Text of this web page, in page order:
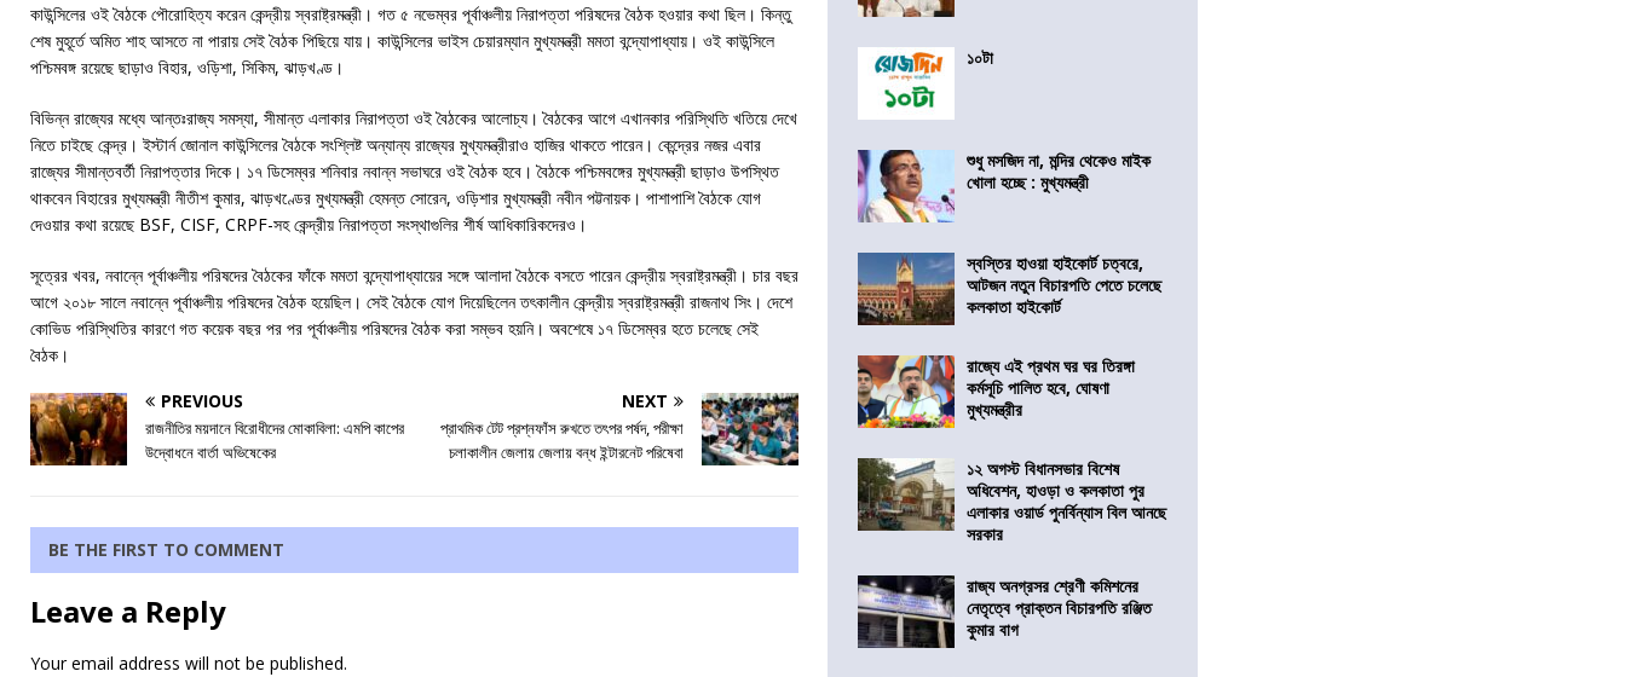
কাউন্সিলের ওই বৈঠকে পৌরোহিত্য করেন কেন্দ্রীয় স্বরাষ্ট্রমন্ত্রী। গত ৫ নভেম্বর পূর্বাঞ্চলীয় নিরাপত্তা পরিষদের বৈঠক হওয়ার কথা ছিল। কিন্তু
শেষ মুহূর্তে অমিত শাহ আসতে না পারায় সেই বৈঠক পিছিয়ে যায়। কাউন্সিলের ভাইস চেয়ারম্যান মুখ্যমন্ত্রী মমতা বন্দ্যোপাধ্যায়। ওই কাউন্সিলে
পশ্চিমবঙ্গ রয়েছে ছাড়াও বিহার, ওড়িশা, সিকিম, ঝাড়খণ্ড।
বিভিন্ন রাজ্যের মধ্যে আন্তঃরাজ্য সমস্যা, সীমান্ত এলাকার নিরাপত্তা ওই বৈঠকের আলোচ্য। বৈঠকের আগে এখানকার পরিস্থিতি খতিয়ে দেখে
নিতে চাইছে কেন্দ্র। ইস্টার্ন জোনাল কাউন্সিলের বৈঠকে সংশ্লিষ্ট অন্যান্য রাজ্যের মুখ্যমন্ত্রীরাও হাজির থাকতে পারেন। কেন্দ্রের নজর এবার
রাজ্যের সীমান্তবর্তী নিরাপত্তার দিকে। ১৭ ডিসেম্বর শনিবার নবান্ন সভাঘরে ওই বৈঠক হবে। বৈঠকে পশ্চিমবঙ্গের মুখ্যমন্ত্রী ছাড়াও উপস্থিত
থাকবেন বিহারের মুখ্যমন্ত্রী নীতীশ কুমার, ঝাড়খণ্ডের মুখ্যমন্ত্রী হেমন্ত সোরেন, ওড়িশার মুখ্যমন্ত্রী নবীন পট্টনায়ক। পাশাপাশি বৈঠকে যোগ
দেওয়ার কথা রয়েছে BSF, CISF, CRPF-সহ কেন্দ্রীয় নিরাপত্তা সংস্থাগুলির শীর্ষ আধিকারিকদেরও।
সূত্রের খবর, নবান্নে পূর্বাঞ্চলীয় পরিষদের বৈঠকের ফাঁকে মমতা বন্দ্যোপাধ্যায়ের সঙ্গে আলাদা বৈঠকে বসতে পারেন কেন্দ্রীয় স্বরাষ্ট্রমন্ত্রী। চার বছর
আগে ২০১৮ সালে নবান্নে পূর্বাঞ্চলীয় পরিষদের বৈঠক হয়েছিল। সেই বৈঠকে যোগ দিয়েছিলেন তৎকালীন কেন্দ্রীয় স্বরাষ্ট্রমন্ত্রী রাজনাথ সিং। দেশে
কোভিড পরিস্থিতির কারণে গত কয়েক বছর পর পর পূর্বাঞ্চলীয় পরিষদের বৈঠক করা সম্ভব হয়নি। অবশেষে ১৭ ডিসেম্বর হতে চলেছে সেই
বৈঠক।
PREVIOUS
রাজনীতির ময়দানে বিরোধীদের মোকাবিলা: এমপি কাপের
উদ্বোধনে বার্তা অভিষেকের
NEXT
প্রাথমিক টেট প্রশ্নফাঁস রুখতে তৎপর পর্ষদ, পরীক্ষা
চলাকালীন জেলায় জেলায় বন্ধ ইন্টারনেট পরিষেবা
BE THE FIRST TO COMMENT
Leave a Reply
Your email address will not be published.
১০টা
শুধু মসজিদ না, মন্দির থেকেও মাইক
খোলা হচ্ছে : মুখ্যমন্ত্রী
স্বস্তির হাওয়া হাইকোর্ট চত্বরে,
আটজন নতুন বিচারপতি পেতে চলেছে
কলকাতা হাইকোর্ট
রাজ্যে এই প্রথম ঘর ঘর তিরঙ্গা
কর্মসূচি পালিত হবে, ঘোষণা
মুখ্যমন্ত্রীর
১২ অগস্ট বিধানসভার বিশেষ
অধিবেশন, হাওড়া ও কলকাতা পুর
এলাকার ওয়ার্ড পুনর্বিন্যাস বিল আনছে
সরকার
রাজ্য অনগ্রসর শ্রেণী কমিশনের
নেতৃত্বে প্রাক্তন বিচারপতি রঞ্জিত
কুমার বাগ